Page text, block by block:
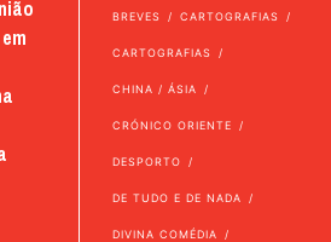
BREVES CARTOGRAFIAS
CARTOGRAFIAS
CHINA / ÁSIA
CRÓNICO ORIENTE
DESPORTO
DE TUDO E DE NADA
DIVINA COMÉDIA